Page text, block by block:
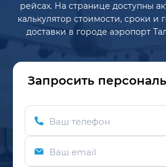
рейсах. На странице доступны
калькулятор стоимости, сроки и
доставки в городе аэропорт
Запросить
Ваш телефон
Ваш email